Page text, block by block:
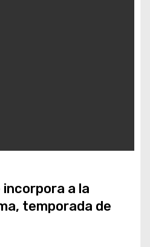
incorpora a la
temporada de